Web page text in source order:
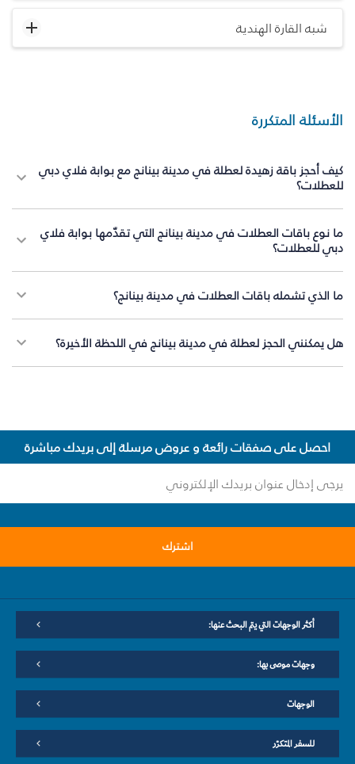
شبه القارة الهندية
الأسئلة المتكررة
كيف أحجز باقة زهيدة لعطلة في مدينة بينانج مع بوابة فلاي دبي
للعطلات؟
ما نوع باقات العطلات في مدينة بينانج التي تقدّمها بوابة فلاي
دبي للعطلات؟
ما الذي تشمله باقات العطلات في مدينة بينانج؟
هل يمكنني الحجز لعطلة في مدينة بينانج في اللحظة الأخيرة؟
احصل على صفقات رائعة و عروض مرسلة إلى بريدك مباشرة
اشترك
أكثر الوجهات التي يتم البحث عنها:
وجهات موصى بها:
الوجهات
للسفر المتكرّر